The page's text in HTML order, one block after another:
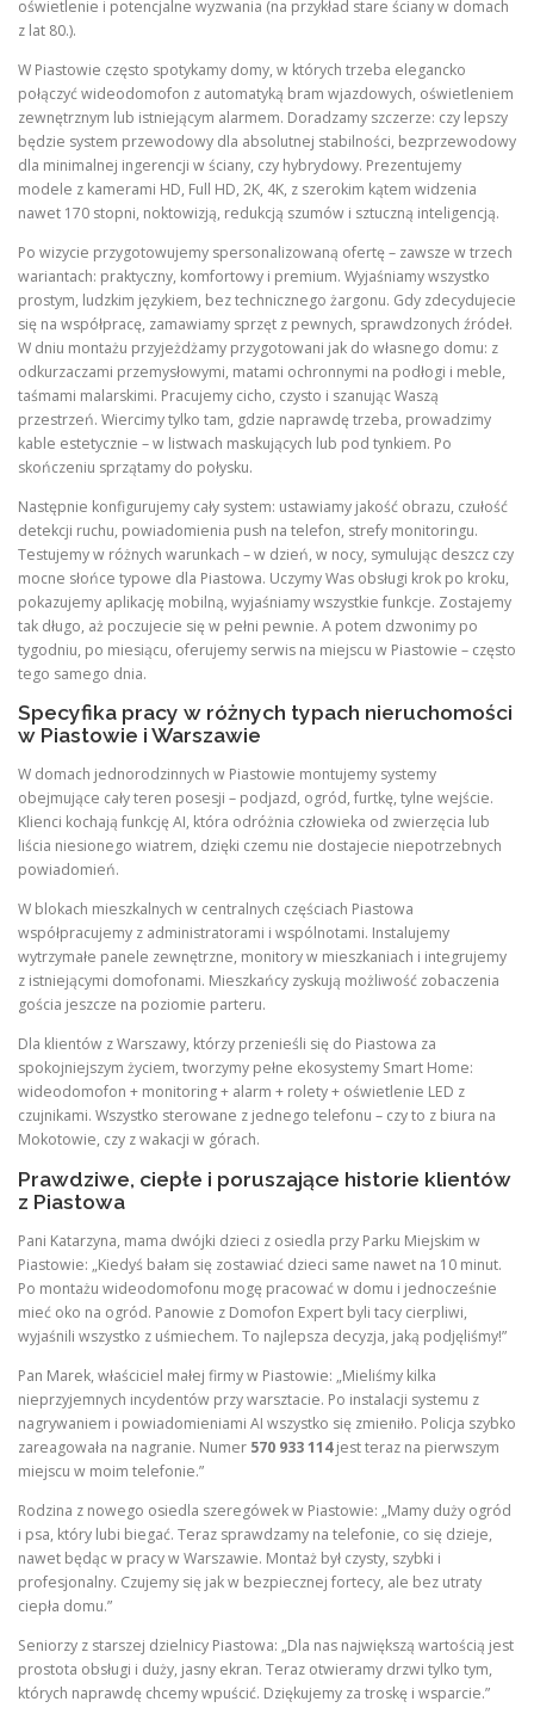
oświetlenie i potencjalne wyzwania (na przykład stare ściany w domach
z lat 80.).
W Piastowie często spotykamy domy, w których trzeba elegancko
połączyć wideodomofon z automatyką bram wjazdowych, oświetleniem
zewnętrznym lub istniejącym alarmem. Doradzamy szczerze: czy lepszy
będzie system przewodowy dla absolutnej stabilności, bezprzewodowy
dla minimalnej ingerencji w ściany, czy hybrydowy. Prezentujemy
modele z kamerami HD, Full HD, 2K, 4K, z szerokim kątem widzenia
nawet 170 stopni, noktowizją, redukcją szumów i sztuczną inteligencją.
Po wizycie przygotowujemy spersonalizowaną ofertę – zawsze w trzech
wariantach: praktyczny, komfortowy i premium. Wyjaśniamy wszystko
prostym, ludzkim językiem, bez technicznego żargonu. Gdy zdecydujecie
się na współpracę, zamawiamy sprzęt z pewnych, sprawdzonych źródeł.
W dniu montażu przyjeżdżamy przygotowani jak do własnego domu: z
odkurzaczami przemysłowymi, matami ochronnymi na podłogi i meble,
taśmami malarskimi. Pracujemy cicho, czysto i szanując Waszą
przestrzeń. Wiercimy tylko tam, gdzie naprawdę trzeba, prowadzimy
kable estetycznie – w listwach maskujących lub pod tynkiem. Po
skończeniu sprzątamy do połysku.
Następnie konfigurujemy cały system: ustawiamy jakość obrazu, czułość
detekcji ruchu, powiadomienia push na telefon, strefy monitoringu.
Testujemy w różnych warunkach – w dzień, w nocy, symulując deszcz czy
mocne słońce typowe dla Piastowa. Uczymy Was obsługi krok po kroku,
pokazujemy aplikację mobilną, wyjaśniamy wszystkie funkcje. Zostajemy
tak długo, aż poczujecie się w pełni pewnie. A potem dzwonimy po
tygodniu, po miesiącu, oferujemy serwis na miejscu w Piastowie – często
tego samego dnia.
Specyfika pracy w różnych typach nieruchomości
w Piastowie i Warszawie
W domach jednorodzinnych w Piastowie montujemy systemy
obejmujące cały teren posesji – podjazd, ogród, furtkę, tylne wejście.
Klienci kochają funkcję AI, która odróżnia człowieka od zwierzęcia lub
liścia niesionego wiatrem, dzięki czemu nie dostajecie niepotrzebnych
powiadomień.
W blokach mieszkalnych w centralnych częściach Piastowa
współpracujemy z administratorami i wspólnotami. Instalujemy
wytrzymałe panele zewnętrzne, monitory w mieszkaniach i integrujemy
z istniejącymi domofonami. Mieszkańcy zyskują możliwość zobaczenia
gościa jeszcze na poziomie parteru.
Dla klientów z Warszawy, którzy przenieśli się do Piastowa za
spokojniejszym życiem, tworzymy pełne ekosystemy Smart Home:
wideodomofon + monitoring + alarm + rolety + oświetlenie LED z
czujnikami. Wszystko sterowane z jednego telefonu – czy to z biura na
Mokotowie, czy z wakacji w górach.
Prawdziwe, ciepłe i poruszające historie klientów
z Piastowa
Pani Katarzyna, mama dwójki dzieci z osiedla przy Parku Miejskim w
Piastowie: „Kiedyś bałam się zostawiać dzieci same nawet na 10 minut.
Po montażu wideodomofonu mogę pracować w domu i jednocześnie
mieć oko na ogród. Panowie z Domofon Expert byli tacy cierpliwi,
wyjaśnili wszystko z uśmiechem. To najlepsza decyzja, jaką podjęliśmy!”
Pan Marek, właściciel małej firmy w Piastowie: „Mieliśmy kilka
nieprzyjemnych incydentów przy warsztacie. Po instalacji systemu z
nagrywaniem i powiadomieniami AI wszystko się zmieniło. Policja szybko
zareagowała na nagranie. Numer 570 933 114jest teraz na pierwszym
miejscu w moim telefonie.”
Rodzina z nowego osiedla szeregówek w Piastowie: „Mamy duży ogród
i psa, który lubi biegać. Teraz sprawdzamy na telefonie, co się dzieje,
nawet będąc w pracy w Warszawie. Montaż był czysty, szybki i
profesjonalny. Czujemy się jak w bezpiecznej fortecy, ale bez utraty
ciepła domu.”
Seniorzy z starszej dzielnicy Piastowa: „Dla nas największą wartością jest
prostota obsługi i duży, jasny ekran. Teraz otwieramy drzwi tylko tym,
których naprawdę chcemy wpuścić. Dziękujemy za troskę i wsparcie.”